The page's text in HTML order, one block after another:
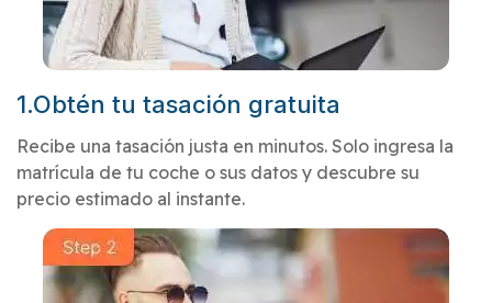
1.Obtén tu tasación gratuita
Recibe una tasación justa en minutos. Solo ingresa la
matrícula de tu coche o sus datos y descubre su
precio estimado al instante.